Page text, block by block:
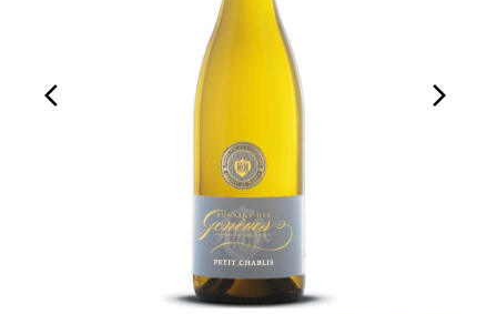
arrow_forward_ios
arrow_back_ios